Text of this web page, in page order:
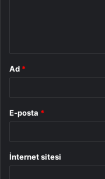
Ad *
E-posta *
İnternet sitesi